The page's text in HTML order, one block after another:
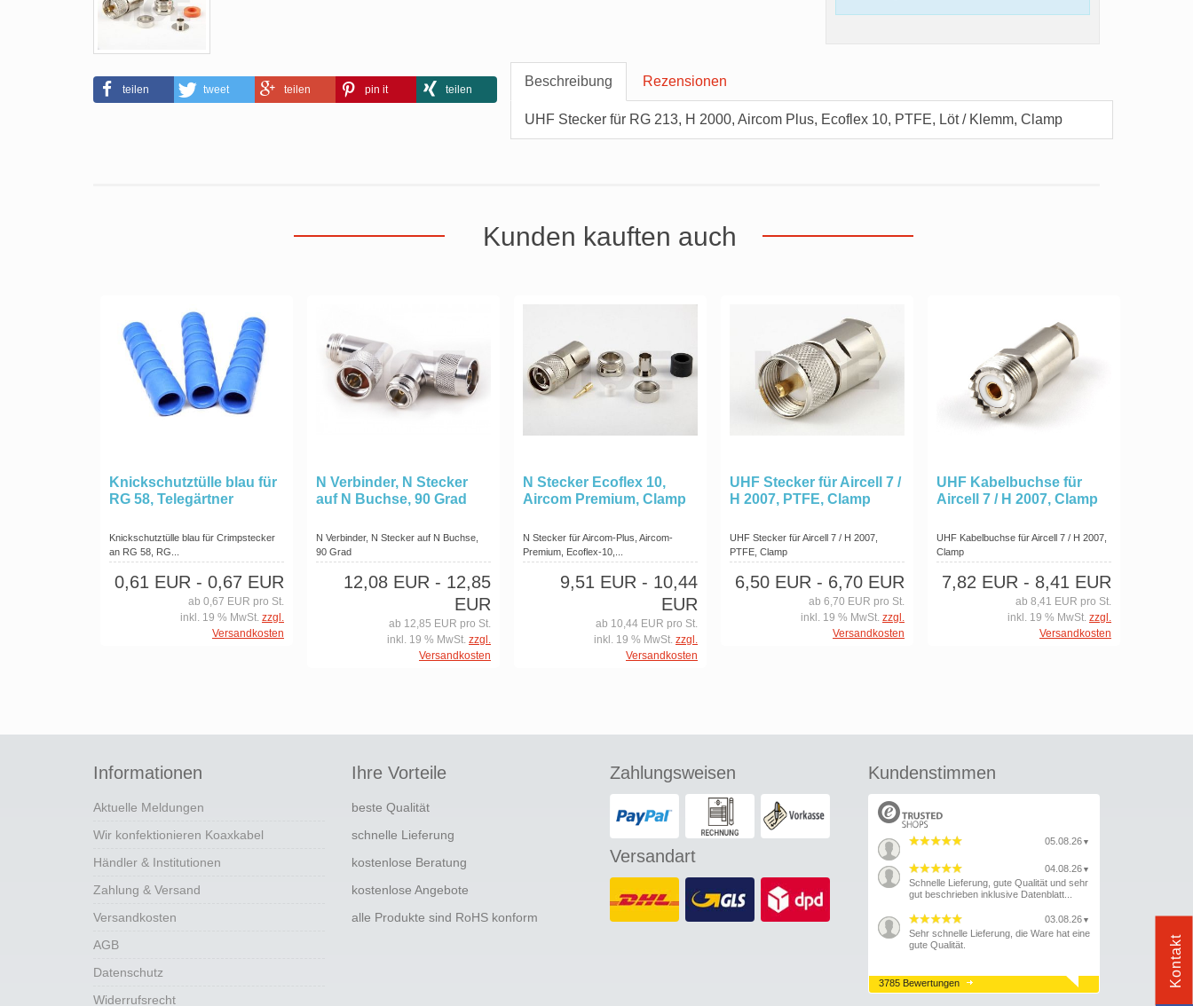
teilen tweet teilen pin it teilen
Beschreibung Rezensionen
UHF Stecker für RG 213, H 2000, Aircom Plus, Ecoflex 10, PTFE, Löt / Klemm, Clamp
Kunden kauften auch
Knickschutztülle blau für
RG 58, Telegärtner
Knickschutztülle blau für Crimpstecker
an RG 58, RG...
0,61 EUR - 0,67 EUR
ab 0,67 EUR pro St.
inkl. 19 % MwSt. zzgl.
Versandkosten
N Verbinder, N Stecker
auf N Buchse, 90 Grad
N Verbinder, N Stecker auf N Buchse,
90 Grad
12,08 EUR - 12,85
EUR
ab 12,85 EUR pro St.
inkl. 19 % MwSt. zzgl.
Versandkosten
N Stecker Ecoflex 10,
Aircom Premium, Clamp
N Stecker für Aircom-Plus, Aircom-
Premium, Ecoflex-10,...
9,51 EUR - 10,44
EUR
ab 10,44 EUR pro St.
inkl. 19 % MwSt. zzgl.
Versandkosten
UHF Stecker für Aircell 7 /
H 2007, PTFE, Clamp
UHF Stecker für Aircell 7 / H 2007,
PTFE, Clamp
6,50 EUR - 6,70 EUR
ab 6,70 EUR pro St.
inkl. 19 % MwSt. zzgl.
Versandkosten
UHF Kabelbuchse für
Aircell 7 / H 2007, Clamp
UHF Kabelbuchse für Aircell 7 / H 2007,
Clamp
7,82 EUR - 8,41 EUR
ab 8,41 EUR pro St.
inkl. 19 % MwSt. zzgl.
Versandkosten
Informationen
Aktuelle Meldungen
Wir konfektionieren Koaxkabel
Händler & Institutionen
Zahlung & Versand
Versandkosten
AGB
Datenschutz
Widerrufsrecht
Ihre Vorteile
beste Qualität
schnelle Lieferung
kostenlose Beratung
kostenlose Angebote
alle Produkte sind RoHS konform
Zahlungsweisen
Versandart
Kundenstimmen
05.08.26 ▼
04.08.26 ▼
Schnelle Lieferung, gute Qualität und sehr
gut beschrieben inklusive Datenblatt...
03.08.26 ▼
Sehr schnelle Lieferung, die Ware hat eine
gute Qualität.
3785 Bewertungen Kontakt